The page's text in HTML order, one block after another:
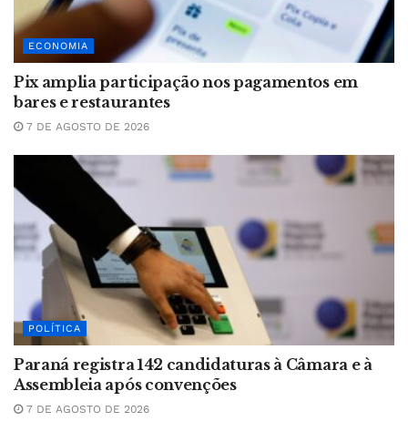
ECONOMIA
Pix amplia participação nos pagamentos em
bares e restaurantes
7 DE AGOSTO DE 2026
POLÍTICA
Paraná registra 142 candidaturas à Câmara e à
Assembleia após convenções
7 DE AGOSTO DE 2026